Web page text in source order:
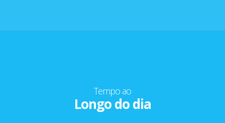
Tempo ao
Longo do dia